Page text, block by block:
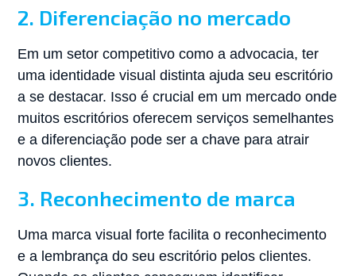
2. Diferenciação no mercado
Em um setor competitivo como a advocacia, ter
uma identidade visual distinta ajuda seu escritório
a se destacar. Isso é crucial em um mercado onde
muitos escritórios oferecem serviços semelhantes
e a diferenciação pode ser a chave para atrair
novos clientes.
3. Reconhecimento de marca
Uma marca visual forte facilita o reconhecimento
e a lembrança do seu escritório pelos clientes.